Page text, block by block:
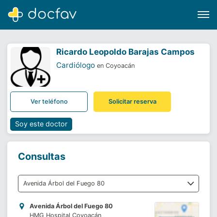
Software para clínicas
¿Eres un doctor?
Ricardo Leopoldo Barajas Campos
Cardiólogo en Coyoacán
Ver teléfono Solicitar reserva
Soy este doctor
Consultas
Avenida Árbol del Fuego 80
HMG Hospital Coyoacán